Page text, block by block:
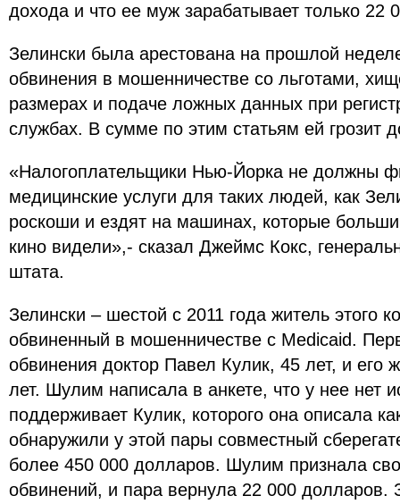
дохода и что ее муж зарабатывает только 22
Зелински была арестована на прошлой
обвинения в мошенничестве со льготами,
размерах и подаче ложных данных при
службах. В сумме по этим статьям ей грозит
«Налогоплательщики Нью-Йорка не должны
медицинские услуги для таких людей, как
роскоши и ездят на машинах, которые
кино видели»,- сказал Джеймс Кокс,
штата.
Зелински – шестой с 2011 года житель этого
обвиненный в мошенничестве с Medicaid.
обвинения доктор Павел Кулик, 45 лет, и
лет. Шулим написала в анкете, что у нее нет
поддерживает Кулик, которого она описала
обнаружили у этой пары совместный
более 450 000 долларов. Шулим признала
обвинений, и пара вернула 22 000 долларов.